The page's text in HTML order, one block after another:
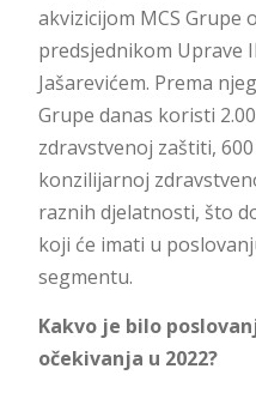
akvizicijom MCS Grupe
predsjednikom Uprave
Jašarevićem. Prema
Grupe danas koristi
zdravstvenoj zaštiti,
konzilijarnoj
raznih djelatnosti, što
koji će imati u
segmentu.
Kakvo je bilo
očekivanja u 2022?